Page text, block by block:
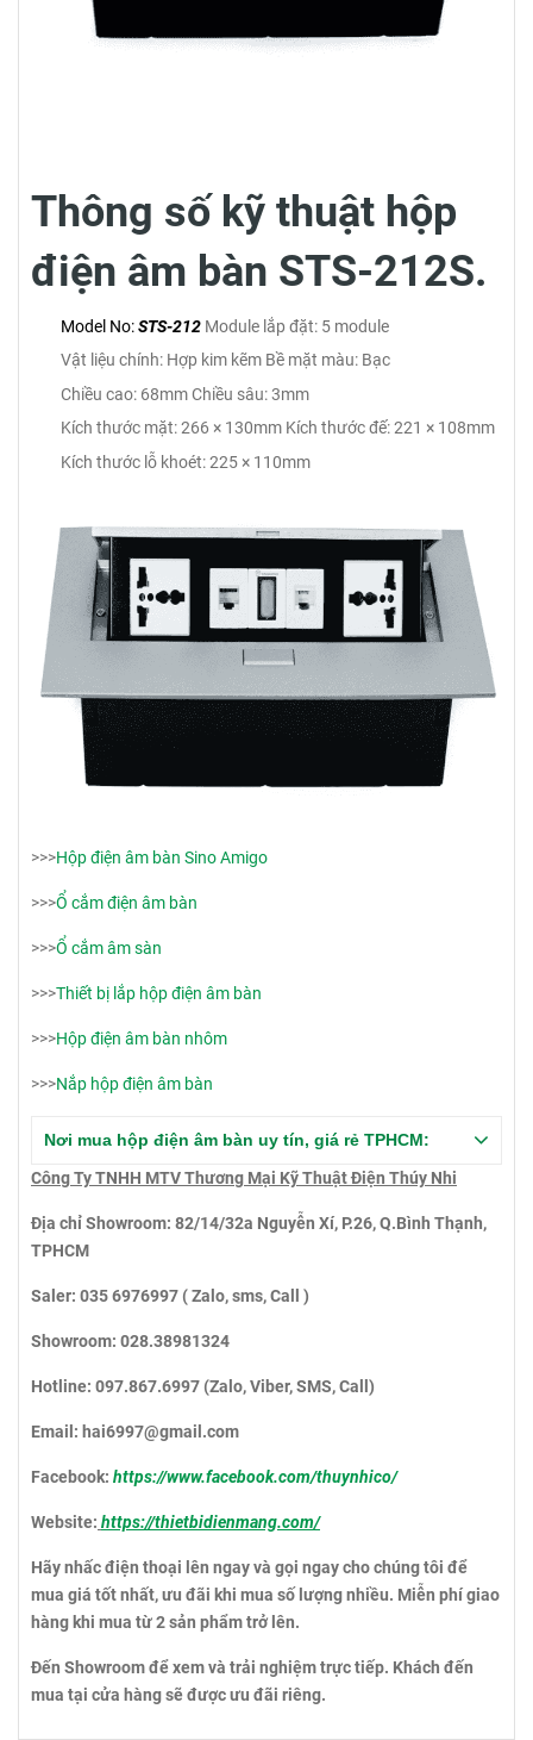
Thông số kỹ thuật hộp
điện âm bàn STS-212S.
Model No:STS-212 Module lắp đặt: 5 module
Vật liệu chính: Hợp kim kẽm Bề mặt màu: Bạc
Chiều cao: 68mmChiều sâu: 3mm
Kích thước mặt: 266 × 130mm Kích thước đế: 221 × 108mm
Kích thước lỗ khoét: 225 × 110mm
>>>Hộp điện âm bàn Sino Amigo
>>>Ổ cắm điện âm bàn
>>>Ổ cắm âm sàn
>>>Thiết bị lắp hộp điện âm bàn
>>>Hộp điện âm bàn nhôm
>>>Nắp hộp điện âm bàn
Nơi mua hộp điện âm bàn uy tín, giá rẻ TPHCM:
Công Ty TNHH MTV Thương Mại Kỹ Thuật Điện Thúy Nhi
Địa chỉ Showroom: 82/14/32a Nguyễn Xí, P.26, Q.Bình Thạnh,
TPHCM
Saler: 035 6976997 ( Zalo, sms, Call )
Showroom: 028.38981324
Hotline: 097.867.6997 (Zalo, Viber, SMS, Call)
Email: hai6997@gmail.com
Facebook: https://www.facebook.com/thuynhico/
Website: https://thietbidienmang.com/
Hãy nhấc điện thoại lên ngay và gọi ngay cho chúng tôi để
mua giá tốt nhất, ưu đãi khi mua số lượng nhiều. Miễn phí giao
hàng khi mua từ 2 sản phẩm trở lên.
Đến Showroom để xem và trải nghiệm trực tiếp. Khách đến
mua tại cửa hàng sẽ được ưu đãi riêng.